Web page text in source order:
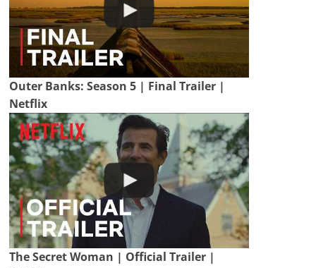
Outer Banks: Season 5 | Final Trailer |
Netflix
The Secret Woman | Official Trailer |